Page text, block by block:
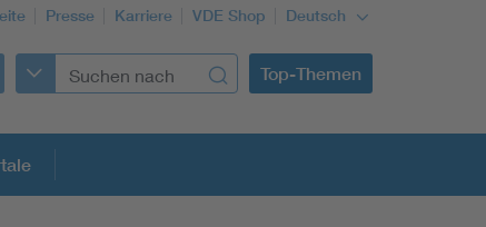
Presse Karriere VDE Shop Deutsch
Top-Themen